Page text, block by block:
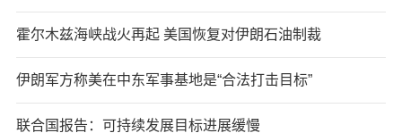
霍尔木兹海峡战火再起 美国恢复对伊朗石油制裁
伊朗军方称美在中东军事基地是“合法打击目标”
联合国报告：可持续发展目标进展缓慢